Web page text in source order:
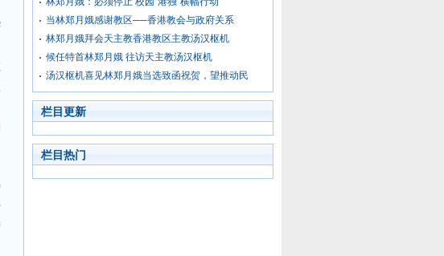
当林郑月娥感谢教区──香港教会与政府关系
林郑月娥拜会天主教香港教区主教汤汉枢机
候任特首林郑月娥 往访天主教汤汉枢机
汤汉枢机喜见林郑月娥当选致函祝贺，望推动民
栏目更新
栏目热门